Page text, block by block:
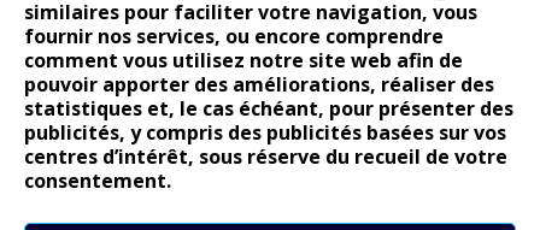
similaires pour faciliter votre navigation, vous
fournir nos services, ou encore comprendre
comment vous utilisez notre site web afin de
pouvoir apporter des améliorations, réaliser des
statistiques et, le cas échéant, pour présenter des
publicités, y compris des publicités basées sur vos
centres d’intérêt, sous réserve du recueil de votre
consentement.
14 juillet : nouveau film de marque pour Citroën
Renault Espace : voyage, voyage…
Peugeot E-208 GTi : naissance d’une légende
COMMENTAIRES RÉCENTS
Bernard Dardartdans